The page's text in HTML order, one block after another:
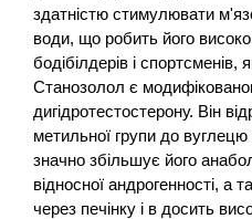
здатністю стимулювати
води, що робить його
бодібілдерів і спортсменів,
Станозолол є
дигідротестостерону. Він
метильної групи до
значно збільшує його
відносної андрогенності, а
через печінку і в досить